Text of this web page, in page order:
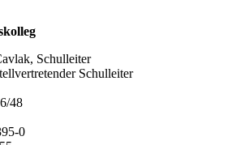
Schulleiter
Schulleiter
48
0